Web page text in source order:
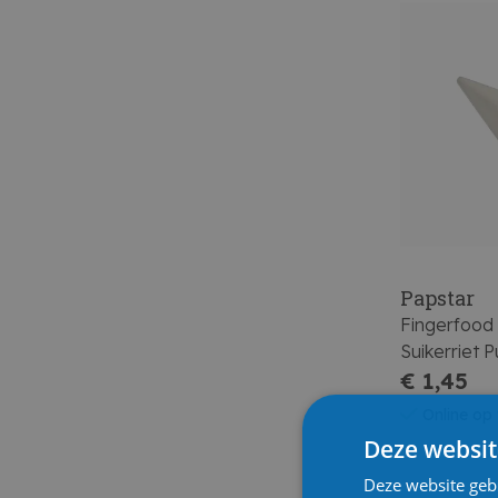
Papstar
Fingerfood
Suikerriet
Wit Drop
€ 1,45
Deze
Deze website